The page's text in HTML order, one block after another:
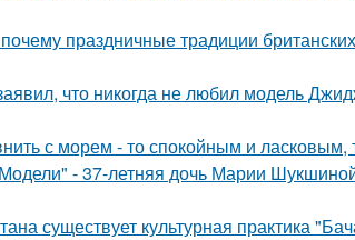
праздничные традиции
что никогда не любил модель
с морем - то спокойным и
- 37-летняя дочь Марии
существует культурная практика